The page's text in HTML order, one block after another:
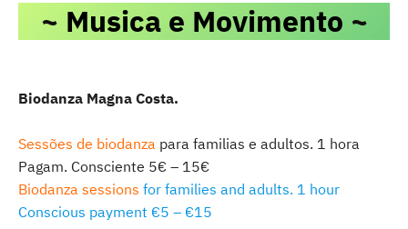
~ Musica e Movimento ~
Biodanza Magna Costa.
Sessões de biodanza para familias e adultos. 1 hora
Pagam. Consciente 5€ – 15€
Biodanza sessions for families and adults. 1 hour
Conscious payment €5 – €15